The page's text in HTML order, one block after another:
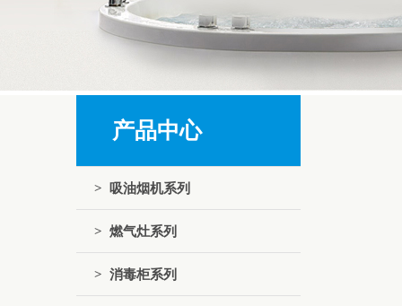
产品中心
> 吸油烟机系列
> 燃气灶系列
> 消毒柜系列